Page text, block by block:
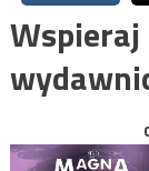
Wspieraj